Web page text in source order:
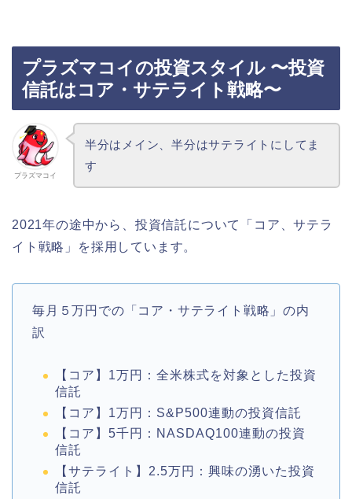
プラズマコイの投資スタイル 〜投資
信託はコア・サテライト戦略〜
プラズマコイ
半分はメイン、半分はサテライトにしてま
す
2021年の途中から、投資信託について「コア、サテラ
イト戦略」を採用しています。
毎月５万円での「コア・サテライト戦略」の内
訳
【コア】1万円：全米株式を対象とした投資
信託
【コア】1万円：S&P500連動の投資信託
【コア】5千円：NASDAQ100連動の投資
信託
【サテライト】2.5万円：興味の湧いた投資
信託